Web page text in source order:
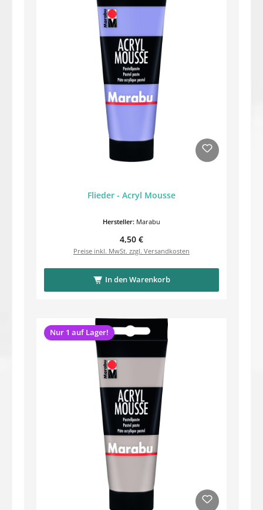
Flieder - Acryl Mousse
Hersteller: Marabu
Regulärer Preis:
4,50 €
Preise inkl. MwSt. zzgl. Versandkosten
In den Warenkorb
Nur 1 auf Lager!